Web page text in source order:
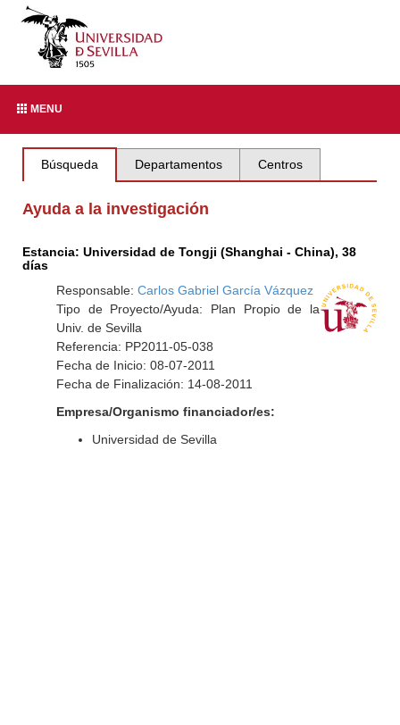
MENU
Búsqueda Departamentos Centros
Ayuda a la investigación
Estancia: Universidad de Tongji (Shanghai - China), 38
días
Responsable: Carlos Gabriel García Vázquez
Tipo de Proyecto/Ayuda: Plan Propio de la
Univ. de Sevilla
Referencia: PP2011-05-038
Fecha de Inicio: 08-07-2011
Fecha de Finalización: 14-08-2011
Empresa/Organismo financiador/es:
Universidad de Sevilla